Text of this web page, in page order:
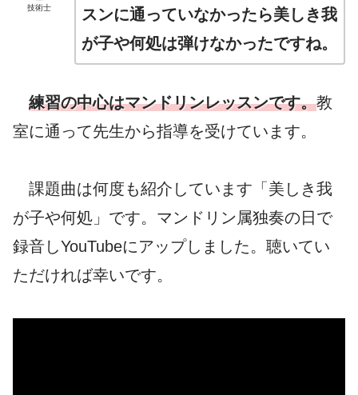
技術士
スンに通っていなかったら美しき我
が子や何処は弾けなかったですね。
練習の中心はマンドリンレッスンです。教
室に通って先生から指導を受けています。
課題曲は何度も紹介しています「美しき我
が子や何処」です。マンドリン属独奏の日で
録音しYouTubeにアップしました。聴いてい
ただければ幸いです。